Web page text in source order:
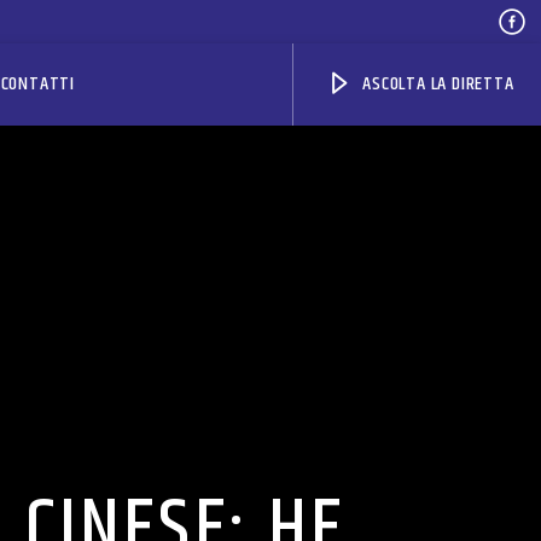
CONTATTI ASCOLTA LA DIRETTA